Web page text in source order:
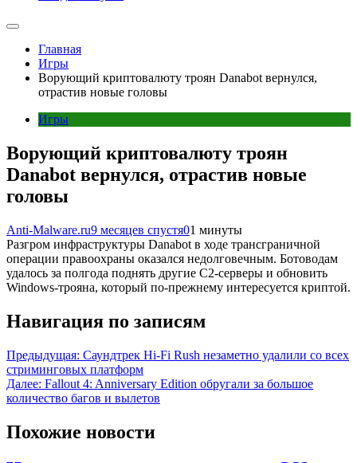
Главная
Игры
Ворующий криптовалюту троян Danabot вернулся,
отрастив новые головы
Игры
Ворующий криптовалюту троян
Danabot вернулся, отрастив новые
головы
Anti-Malware.ru9 месяцев спустя01 минуты
Разгром инфраструктуры Danabot в ходе трансграничной
операции правоохраны оказался недолговечным. Ботоводам
удалось за полгода поднять другие C2-серверы и обновить
Windows-трояна, который по-прежнему интересуется криптой.
Навигация по записям
Предыдущая: Саундтрек Hi-Fi Rush незаметно удалили со всех
стриминговых платформ
Далее: Fallout 4: Anniversary Edition обругали за большое
количество багов и вылетов
Похожие новости